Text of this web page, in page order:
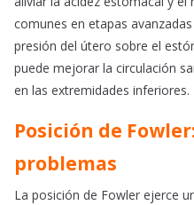
comunes en etapas
presión del útero sobre el
puede mejorar la circulación
en las extremidades inferiores.
Posición de
problemas
La posición de Fowler ejerce